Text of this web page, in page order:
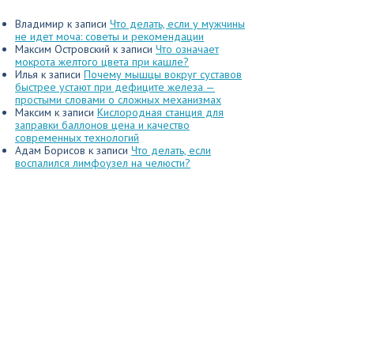
Владимир к записи Что делать, если у мужчины
не идет моча: советы и рекомендации
Максим Островский к записи Что означает
мокрота желтого цвета при кашле?
Илья к записи Почему мышцы вокруг суставов
быстрее устают при дефиците железа —
простыми словами о сложных механизмах
Максим к записи Кислородная станция для
заправки баллонов цена и качество
современных технологий
Адам Борисов к записи Что делать, если
воспалился лимфоузел на челюсти?